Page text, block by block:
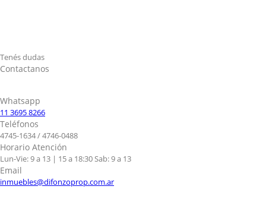
Tenés dudas
Contactanos
Whatsapp
11 3695 8266
Teléfonos
4745-1634 / 4746-0488
Horario Atención
Lun-Vie: 9 a 13 | 15 a 18:30 Sab: 9 a 13
Email
inmuebles@difonzoprop.com.ar